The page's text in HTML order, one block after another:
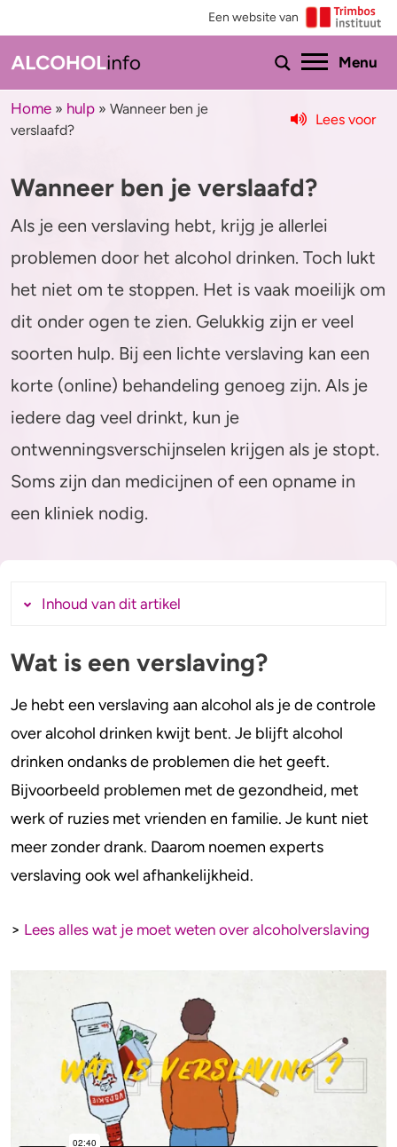
Een website van
Menu
Feiten & tips
Effecten en risico’s
Minder drinken of stoppen?
Bezorgd om iemand
Hulp
Gezondheid
Mentale gezondheid
Verslaving
Kinderwens & zwangerschap
Alcohol en medicijnen
Test jezelf
Test je drinkgedrag
Test je kennis
Uitgebreide drinktest
Wat drink jij?
Promillage calculator
Alcohol en opvoeden
Standaardglazen en calorieën berekenen
Feiten en Fabels
Home » hulp » Wanneer ben je
verslaafd?
Lees voor
Wanneer ben je verslaafd?
Als je een verslaving hebt, krijg je allerlei
problemen door het alcohol drinken. Toch lukt
het niet om te stoppen. Het is vaak moeilijk om
dit onder ogen te zien. Gelukkig zijn er veel
soorten hulp. Bij een lichte verslaving kan een
korte (online) behandeling genoeg zijn. Als je
iedere dag veel drinkt, kun je
ontwenningsverschijnselen krijgen als je stopt.
Soms zijn dan medicijnen of een opname in
een kliniek nodig.
Inhoud van dit artikel
Wat is een verslaving?
Wat is een verslaving?
Je hebt een verslaving aan alcohol als je de controle
over alcohol drinken kwijt bent. Je blijft alcohol
drinken ondanks de problemen die het geeft.
Bijvoorbeeld problemen met de gezondheid, met
werk of ruzies met vrienden en familie. Je kunt niet
meer zonder drank. Daarom noemen experts
verslaving ook wel afhankelijkheid.
> Lees alles wat je moet weten over alcoholverslaving